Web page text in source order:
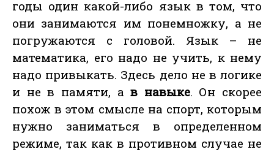
годы один какой-либо язык в том, что
они занимаются им понемножку, а не
погружаются с головой. Язык – не
математика, его надо не учить, к нему
надо привыкать. Здесь дело не в логике
и не в памяти, ав навыке. Он скорее
похож в этом смысле на спорт, которым
нужно заниматься в определенном
режиме, так как в противном случае не